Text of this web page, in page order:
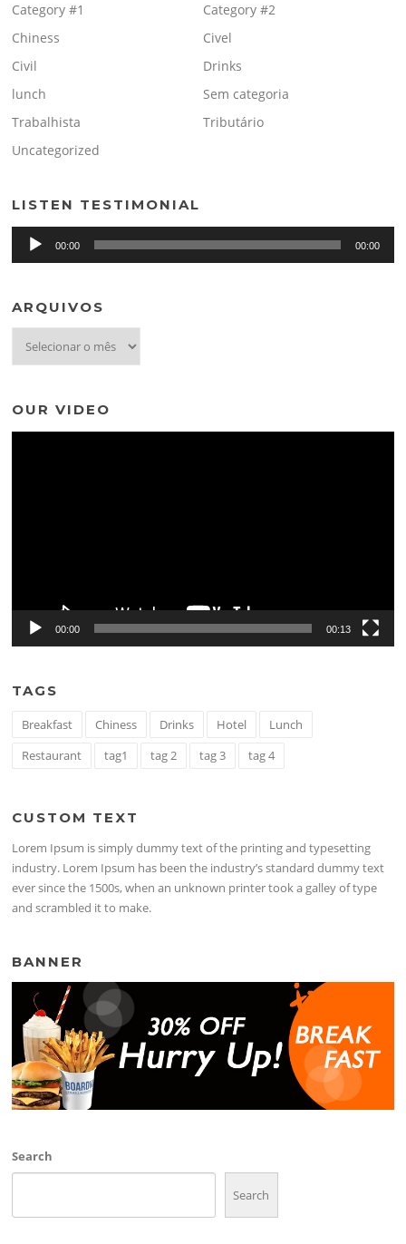
Category #1
Category #2
Chiness
Civel
Civil
Drinks
lunch
Sem categoria
Trabalhista
Tributário
Uncategorized
LISTEN TESTIMONIAL
Tocador
00:00 00:00
ARQUIVOS
OUR VIDEO
00:00 00:13
TAGS
Breakfast Chiness Drinks Hotel
Lunch
Restaurant
tag1 tag 2 tag 3 tag 4
CUSTOM TEXT
Lorem Ipsum is simply dummy text of the printing and typesetting
industry. Lorem Ipsum has been the industry’s standard dummy text
ever since the 1500s, when an unknown printer took a galley of type
and scrambled it to make.
BANNER
Search
Search